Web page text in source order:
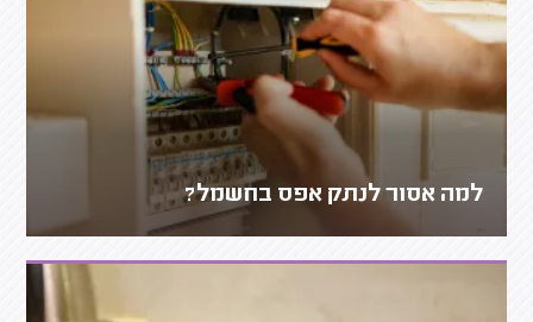
למה אסור לנתק אפס בחשמל?